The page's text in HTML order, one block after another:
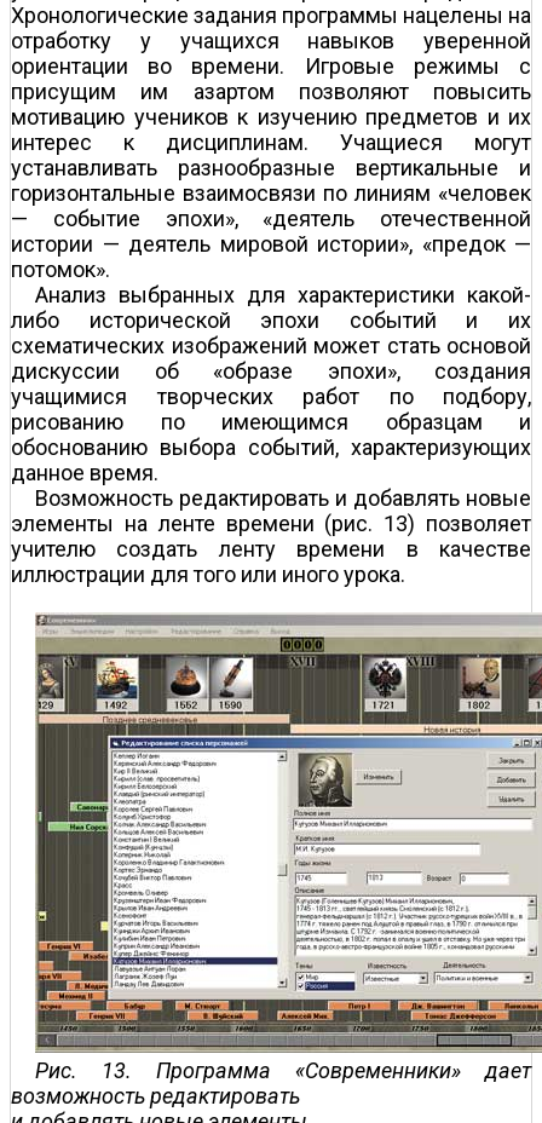
Хронологические задания программы нацелены на
отработку у учащихся навыков уверенной
ориентации во времени. Игровые режимы с
присущим им азартом позволяют повысить
мотивацию учеников к изучению предметов и их
интерес к дисциплинам. Учащиеся могут
устанавливать разнообразные вертикальные и
горизонтальные взаимосвязи по линиям «человек
— событие эпохи», «деятель отечественной
истории — деятель мировой истории», «предок —
потомок».
Анализ выбранных для характеристики какой-
либо исторической эпохи событий и их
схематических изображений может стать основой
дискуссии об «образе эпохи», создания
учащимися творческих работ по подбору,
рисованию по имеющимся образцам и
обоснованию выбора событий, характеризующих
данное время.
Возможность редактировать и добавлять новые
элементы на ленте времени (рис. 13) позволяет
учителю создать ленту времени в качестве
иллюстрации для того или иного урока.
Рис. 13. Программа «Современники» дает
возможность редактировать